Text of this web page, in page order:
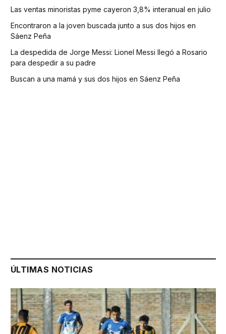
Las ventas minoristas pyme cayeron 3,8% interanual en julio
Encontraron a la joven buscada junto a sus dos hijos en
Sáenz Peña
La despedida de Jorge Messi: Lionel Messi llegó a Rosario
para despedir a su padre
Buscan a una mamá y sus dos hijos en Sáenz Peña
ÚLTIMAS NOTICIAS